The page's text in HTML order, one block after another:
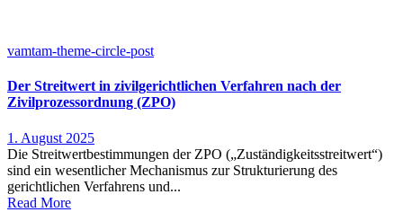
vamtam-theme-circle-post
Der Streitwert in zivilgerichtlichen Verfahren nach der
Zivilprozessordnung (ZPO)
1. August 2025
Die Streitwertbestimmungen der ZPO („Zuständigkeitsstreitwert“)
sind ein wesentlicher Mechanismus zur Strukturierung des
gerichtlichen Verfahrens und...
Read More